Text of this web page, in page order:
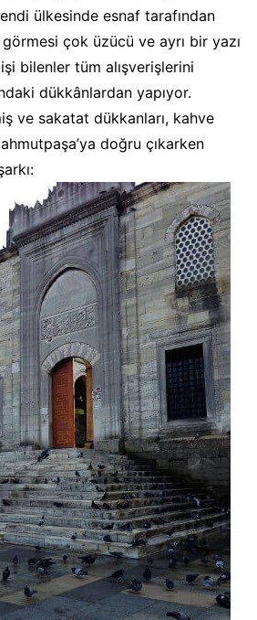
ülkesinde esnaf tarafından
görmesi çok üzücü ve ayrı bir yazı
bilenler tüm alışverişlerini
dükkânlardan yapıyor.
ve sakatat dükkanları, kahve
doğru çıkarken